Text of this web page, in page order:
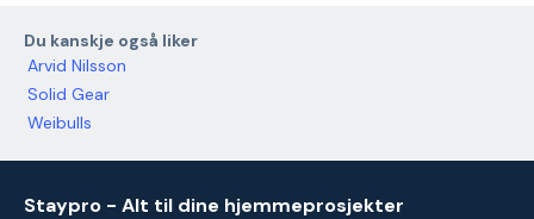
Du kanskje også liker
Arvid Nilsson
Solid Gear
Weibulls
Staypro - Alt til dine hjemmeprosjekter